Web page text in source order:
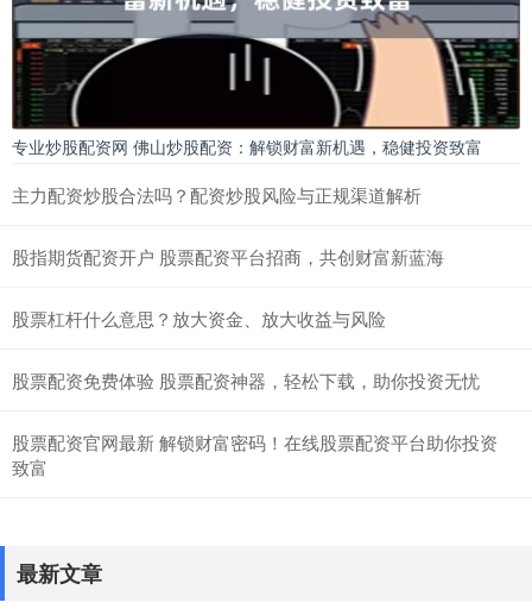
专业炒股配资网 佛山炒股配资：解锁财富新机遇，稳健投资致富
主力配资炒股合法吗？配资炒股风险与正规渠道解析
股指期货配资开户 股票配资平台招商，共创财富新蓝海
股票杠杆什么意思？放大资金、放大收益与风险
股票配资免费体验 股票配资神器，轻松下载，助你投资无忧
股票配资官网最新 解锁财富密码！在线股票配资平台助你投资
致富
最新文章